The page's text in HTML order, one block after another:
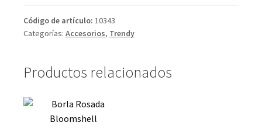
Código de artículo: 10343
Categorías: Accesorios, Trendy
Productos relacionados